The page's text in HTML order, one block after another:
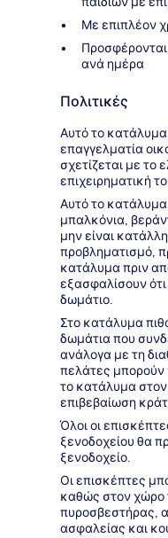
Με επιπλέον
ανά ημέρα
Πολιτικές
Αυτό το κατάλυμα
επαγγελματία
σχετίζεται με το
επιχειρηματική
Αυτό το
μπαλκόνια,
μην είναι
προβληματισμό,
κατάλυμα πριν
εξασφαλίσουν
δωμάτιο.
Στο κατάλυμα
δωμάτια που
ανάλογα με τη
πελάτες μπορούν
το κατάλυμα
επιβεβαίωση
Όλοι οι
ξενοδοχείου θα
ξενοδοχείο.
Οι επισκέπτες
καθώς στον χώρο
πυροσβεστήρας,
ασφαλείας και